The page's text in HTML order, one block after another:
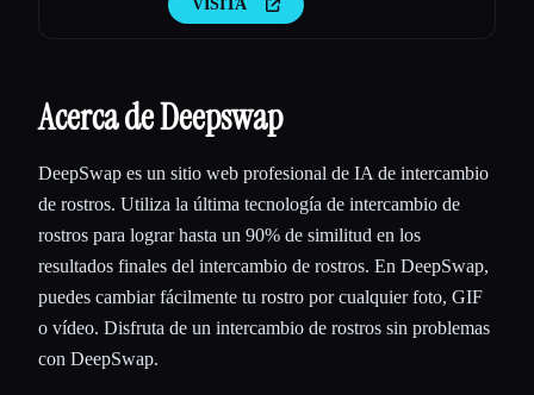
VISITA
Acerca de Deepswap
DeepSwap es un sitio web profesional de IA de intercambio
de rostros. Utiliza la última tecnología de intercambio de
rostros para lograr hasta un 90% de similitud en los
resultados finales del intercambio de rostros. En DeepSwap,
puedes cambiar fácilmente tu rostro por cualquier foto, GIF
o vídeo. Disfruta de un intercambio de rostros sin problemas
con DeepSwap.